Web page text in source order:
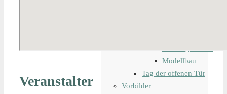
Veranstalter
Modellbau
Tag der offenen Tür
Vorbilder